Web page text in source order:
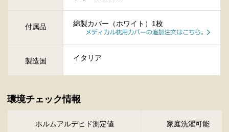
付属品 綿製カバー（ホワイト）1枚
製造国 イタリア
環境チェック情報
ホルムアルデヒド測定値 家庭洗濯可能